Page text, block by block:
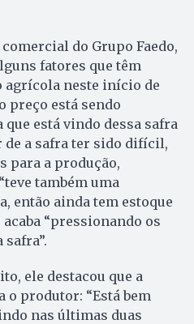
do Grupo Faedo,
fatores que têm
agrícola neste início de
preço está sendo
está vindo dessa safra
de a safra ter sido difícil,
para a produção,
também uma
então ainda tem estoque
acaba “pressionando os
ele destacou que a
o produtor: “Está bem
nas últimas duas